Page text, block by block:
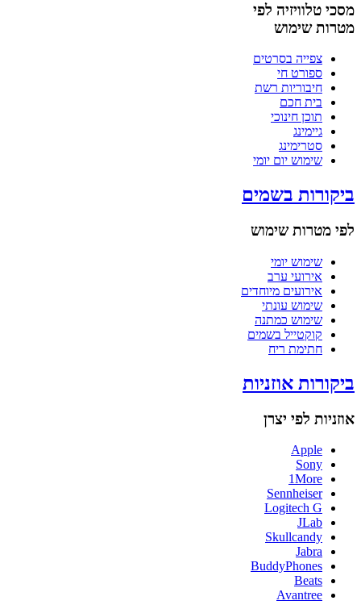
מסכי טלוויזיה לפי
מטרות שימוש
צפייה בסרטים
ספורט חי
חיבוריות רשת
בית חכם
תוכן חינוכי
גיימינג
סטרימינג
שימוש יום יומי
ביקורות בשמים
לפי מטרות שימוש
שימוש יומי
אירועי ערב
אירועים מיוחדים
שימוש עונתי
שימוש כמתנה
קוקטייל בשמים
חתימת ריח
ביקורות אוזניות
אוזניות לפי יצרן
Apple
Sony
1More
Sennheiser
Logitech G
JLab
Skullcandy
Jabra
BuddyPhones
Beats
Avantree